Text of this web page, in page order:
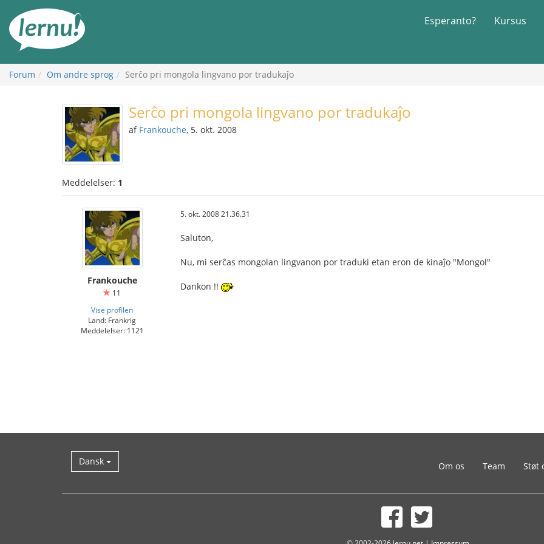
indholdet
Esperanto? Kursus
Forum Om andre sprog Serĉo pri mongola lingvano por tradukaĵo
Serĉo pri mongola lingvano por tradukaĵo
af Frankouche, 5. okt. 2008
Meddelelser: 1
Frankouche
11
Vise profilen
Land: Frankrig
Meddelelser: 1121
5. okt. 2008 21.36.31
Saluton,
Nu, mi serĉas mongolan lingvanon por traduki etan eron de kinaĵo "Mongol"
Dankon !!
Dansk Om os Team Støt